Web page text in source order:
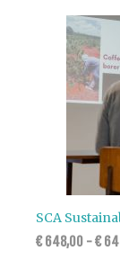
SCA
€648,00 -€